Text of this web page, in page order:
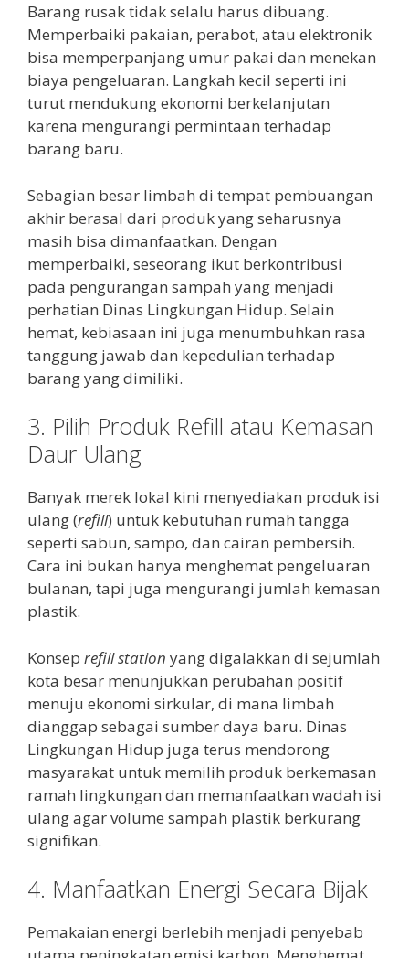
Barang rusak tidak selalu harus dibuang.
Memperbaiki pakaian, perabot, atau elektronik
bisa memperpanjang umur pakai dan menekan
biaya pengeluaran. Langkah kecil seperti ini
turut mendukung ekonomi berkelanjutan
karena mengurangi permintaan terhadap
barang baru.
Sebagian besar limbah di tempat pembuangan
akhir berasal dari produk yang seharusnya
masih bisa dimanfaatkan. Dengan
memperbaiki, seseorang ikut berkontribusi
pada pengurangan sampah yang menjadi
perhatian Dinas Lingkungan Hidup. Selain
hemat, kebiasaan ini juga menumbuhkan rasa
tanggung jawab dan kepedulian terhadap
barang yang dimiliki.
3. Pilih Produk Refill atau Kemasan
Daur Ulang
Banyak merek lokal kini menyediakan produk isi
ulang (refill) untuk kebutuhan rumah tangga
seperti sabun, sampo, dan cairan pembersih.
Cara ini bukan hanya menghemat pengeluaran
bulanan, tapi juga mengurangi jumlah kemasan
plastik.
Konsep refill station yang digalakkan di sejumlah
kota besar menunjukkan perubahan positif
menuju ekonomi sirkular, di mana limbah
dianggap sebagai sumber daya baru. Dinas
Lingkungan Hidup juga terus mendorong
masyarakat untuk memilih produk berkemasan
ramah lingkungan dan memanfaatkan wadah isi
ulang agar volume sampah plastik berkurang
signifikan.
4. Manfaatkan Energi Secara Bijak
Pemakaian energi berlebih menjadi penyebab